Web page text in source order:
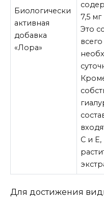
Биологически
активная
добавка
«Лора»
7,5
Это
всего
С и Е,
Для достижения